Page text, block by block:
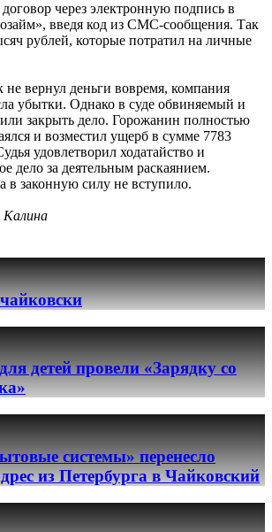
через электронную подпись в
введя код из СМС-сообщения. Так
рублей, которые потратил на личные
вернул деньги вовремя, компания
убытки. Однако в суде обвиняемый и
закрыть дело. Горожанин полностью
и возместил ущерб в сумме 7783
удовлетворил ходатайство и
дело за деятельным раскаянием.
в законную силу не вступило.
детей провели «Зарядку со
системы» перенесло
из Петербурга в Чайковский